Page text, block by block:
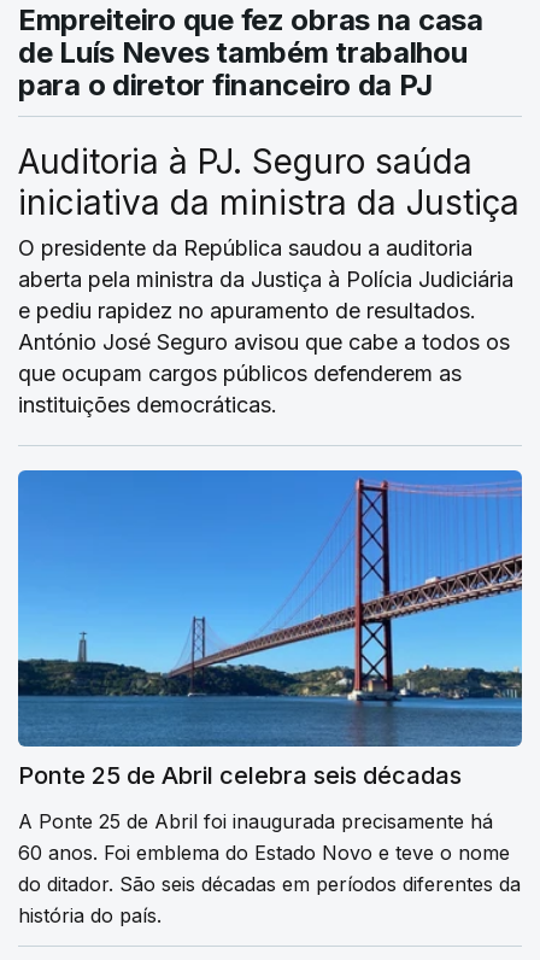
Empreiteiro que fez obras na casa
de Luís Neves também trabalhou
para o diretor financeiro da PJ
Auditoria à PJ. Seguro saúda
iniciativa da ministra da Justiça
O presidente da República saudou a auditoria
aberta pela ministra da Justiça à Polícia Judiciária
e pediu rapidez no apuramento de resultados.
António José Seguro avisou que cabe a todos os
que ocupam cargos públicos defenderem as
instituições democráticas.
Ponte 25 de Abril celebra seis décadas
A Ponte 25 de Abril foi inaugurada precisamente há
60 anos. Foi emblema do Estado Novo e teve o nome
do ditador. São seis décadas em períodos diferentes da
história do país.